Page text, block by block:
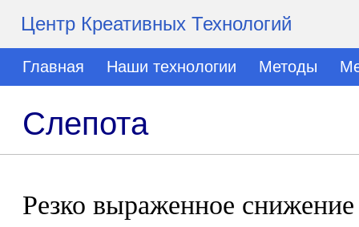
Центр Креативных Технологий
Главная Наши технологии Методы
Слепота
Резко выраженное снижение